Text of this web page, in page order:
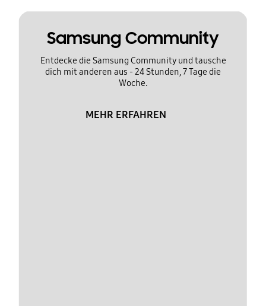
Samsung Community
Entdecke die Samsung Community und tausche
dich mit anderen aus - 24 Stunden, 7 Tage die
Woche.
MEHR ERFAHREN